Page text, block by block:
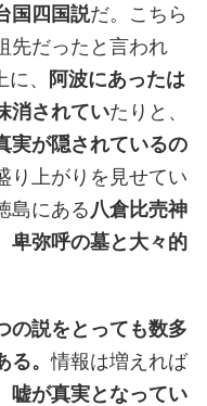
国四国説だ。こちら
先だったと言われ
上に、 阿波にあったは
消されていたりと、
実が隠されているの
り上がりを見せてい
島にある八倉比売神
卑弥呼の墓と大々的
の説をとっても数多
る。情報は増えれば
嘘が真実となってい